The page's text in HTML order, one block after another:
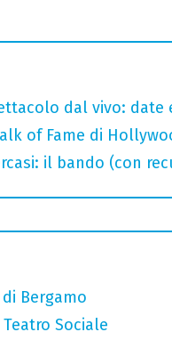
dal vivo:
of Fame di
il bando (con
Bergamo
Sociale